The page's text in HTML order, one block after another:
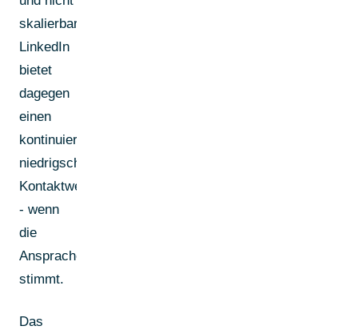
skalierbar.
LinkedIn
bietet
dagegen
einen
kontinuierlichen,
niedrigschwelligen
Kontaktweg
- wenn
die
Ansprache
stimmt.
Das